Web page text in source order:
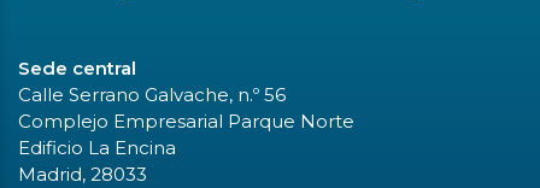
Sede central
Calle Serrano Galvache, n.º 56
Complejo Empresarial Parque Norte
Edificio La Encina
Madrid, 28033